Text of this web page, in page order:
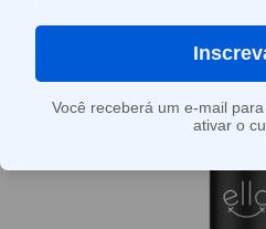
Você receberá um e-mail
ativar o